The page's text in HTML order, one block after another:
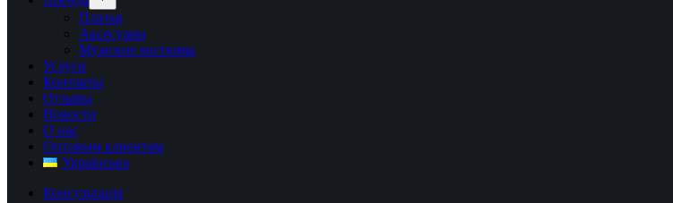
Платья
Аксесуары
Мужские костюмы
Услуги
Контакты
Отзывы
Новости
О нас
Оптовым клиентам
Українська
Консультація